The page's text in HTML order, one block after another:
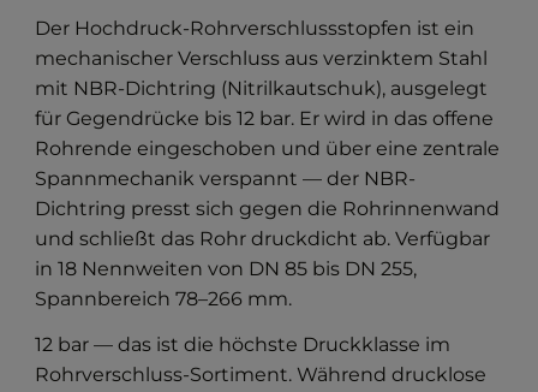
Der Hochdruck-Rohrverschlussstopfen ist ein
mechanischer Verschluss aus verzinktem Stahl
mit NBR-Dichtring (Nitrilkautschuk), ausgelegt
für Gegendrücke bis 12 bar. Er wird in das offene
Rohrende eingeschoben und über eine zentrale
Spannmechanik verspannt — der NBR-
Dichtring presst sich gegen die Rohrinnenwand
und schließt das Rohr druckdicht ab. Verfügbar
in 18 Nennweiten von DN 85 bis DN 255,
Spannbereich 78–266 mm.
12 bar — das ist die höchste Druckklasse im
Rohrverschluss-Sortiment. Während drucklose